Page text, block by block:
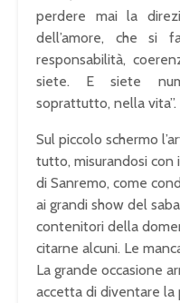
perdere mai la
dell’amore, che si
responsabilità,
siete. E siete
soprattutto, nella vita”.
Sul piccolo schermo
tutto, misurandosi con
di Sanremo, come
ai grandi show del
contenitori della
citarne alcuni. Le
La grande occasione
accetta di diventare la